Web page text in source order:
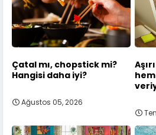
Çatal mı, chopstick mi?
Hangisi daha iyi?
Ağustos 05, 2026